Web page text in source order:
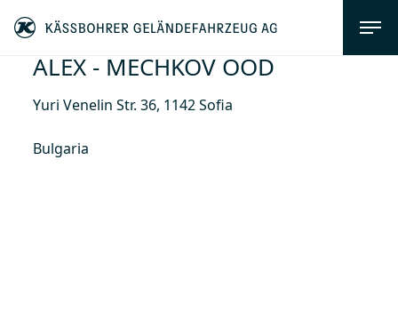
ALEX - MECHKOV OOD
Yuri Venelin Str. 36, 1142 Sofia
Bulgaria